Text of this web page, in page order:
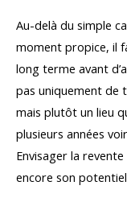
Au-delà du simple
moment propice, il
long terme avant
pas uniquement de
mais plutôt un lieu
plusieurs années
Envisager la
encore son